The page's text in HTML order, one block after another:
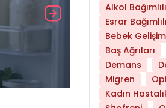
Hangi
Alkol
Esrar
Bebek
Baş Ağrıları
Demans
Migren
Kadın